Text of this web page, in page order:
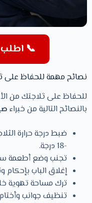
📞 اطلب
نصائح مهمة للحفاظ على
للحفاظ على ثلاجتك من
بالنصائح التالية من خبراء
-18 درجة.
تجنب وضع أطعمة
إغلاق الباب بإحكام
ترك مساحة تهوية خلف
تنظيف جوانب